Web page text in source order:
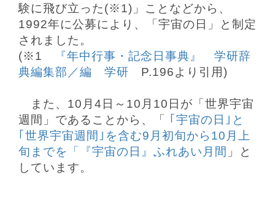
験に飛び立った(※1)」ことなどから、
1992年に公募により、「宇宙の日」と制定
されました。
(※1
『年中行事・記念日事典』 学研辞
典編集部／編 学研 P.196より引用)
また、10月4日～10月10日が「世界宇宙
週間」であることから、「
｢宇宙の日｣と
｢世界宇宙週間｣を含む9月初旬から10月上
旬までを「『宇宙の日』ふれあい月間 」と
しています。